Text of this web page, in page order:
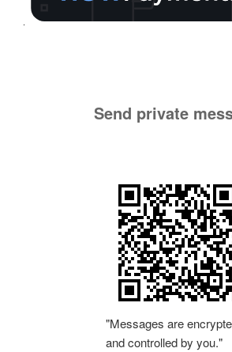
Send private
"Messages are
and controlled by you."